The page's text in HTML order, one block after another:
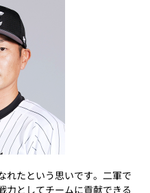
れたという思いです。二軍で
力としてチームに貢献できる